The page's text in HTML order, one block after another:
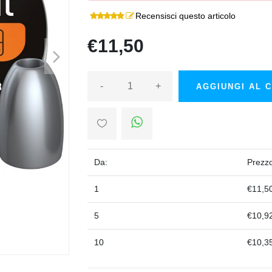
>
Recensisci questo articolo
€11,50
- + AGGIUNGI AL
Da:
1
5
10